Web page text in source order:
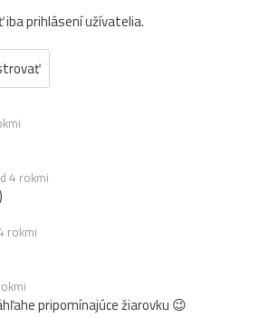
prihlásení užívatelia.
4 rokmi
rokmi
pripomínajúce žiarovku 😉